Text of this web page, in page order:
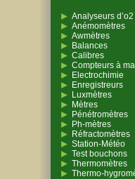
Analyseurs
Anémomètres
Awmètres
Balances
Calibres
Compteurs à
Electrochimie
Enregistreurs
Luxmètres
Mètres
Pénétromètres
Ph-mètres
Réfractomètres
Station-Météo
Test bouchons
Thermomètres
Thermo-